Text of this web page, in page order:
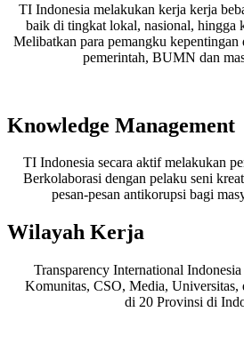
TI Indonesia melakukan kerja kerja
baik di tingkat lokal, nasional, hingga
Melibatkan para pemangku kepentingan
pemerintah, BUMN dan
Knowledge Management
TI Indonesia secara aktif melakukan
Berkolaborasi dengan pelaku seni
pesan-pesan antikorupsi bagi
Wilayah Kerja
Transparency International
Komunitas, CSO, Media, Universitas,
di 20 Provinsi di